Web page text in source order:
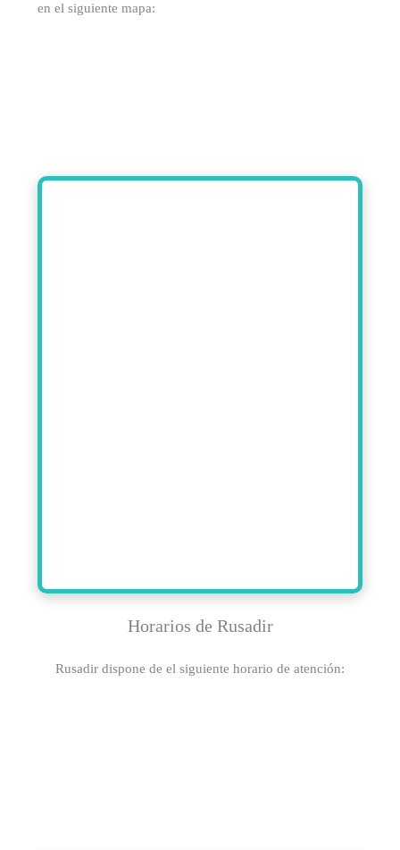
en el siguiente mapa:
Horarios de Rusadir
Rusadir dispone de el siguiente horario de atención: